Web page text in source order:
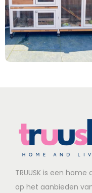
TRUUSK is een
op het aanbieden